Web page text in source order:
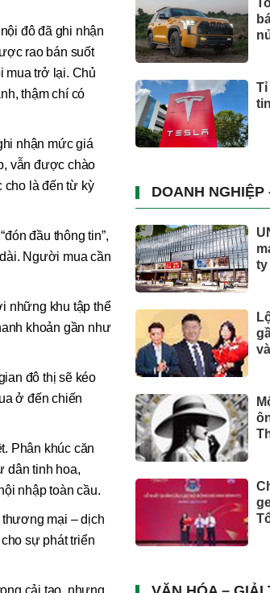
đô đã ghi nhận
rao bán suốt
mua trở lại. Chủ
thậm chí có
nhận mức giá
vẫn được chào
cho là đến từ kỳ
đầu thông tin”,
Người mua cần
những khu tập thể
khoản gần như
đô thị sẽ kéo
ở đến chiến
Phân khúc căn
dân tinh hoa,
nhập toàn cầu.
mại – dịch
sự phát triển
cải tạo, nhưng
Tỉ
DOANH NGHIỆP
ty